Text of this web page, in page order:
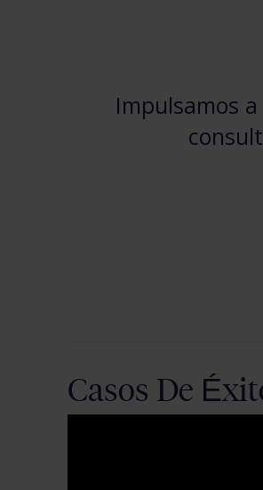
Impulsamos
Casos De